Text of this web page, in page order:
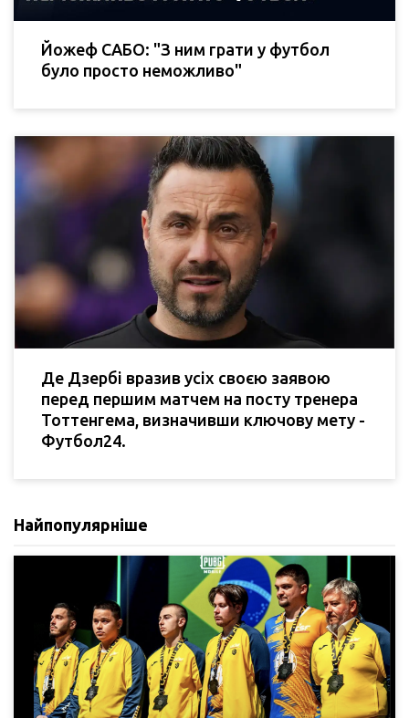
Йожеф САБО: "З ним грати у футбол
було просто неможливо"
Де Дзербі вразив усіх своєю заявою
перед першим матчем на посту тренера
Тоттенгема, визначивши ключову мету -
Футбол24.
Найпопулярніше